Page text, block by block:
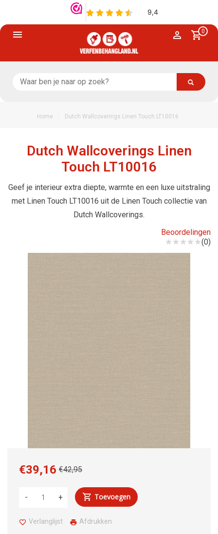
0
Home Dutch Wallcoverings Linen Touch LT10016
Dutch Wallcoverings Linen
Touch LT10016
Geef je interieur extra diepte, warmte en een luxe uitstraling
met Linen Touch LT10016 uit de Linen Touch collectie van
Dutch Wallcoverings.
Beoordelingen
(0)
€42,95
€39,16
+
- Toevoegen
Verlanglijst Afdrukken